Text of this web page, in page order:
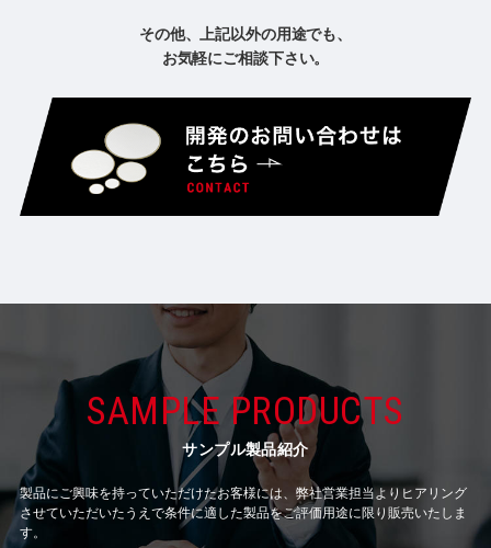
その他、上記以外の用途でも、
お気軽にご相談下さい。
SAMPLE PRODUCTS
サンプル製品紹介
製品にご興味を持っていただけたお客様には、弊社営業担当よりヒアリング
させていただいたうえで条件に適した製品をご評価用途に限り販売いたしま
す。